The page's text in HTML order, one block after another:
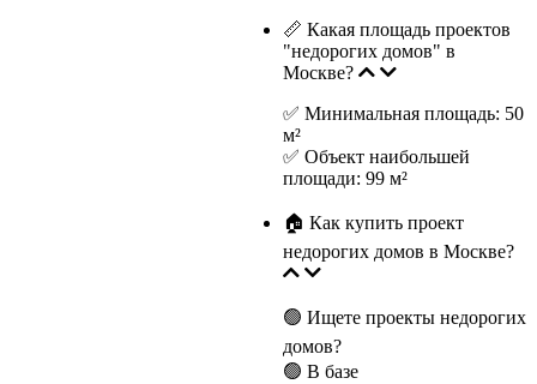
📏 Какая площадь проектов
"недорогих домов" в
Москве?
✅ Минимальная площадь: 50
м²
✅ Объект наибольшей
площади: 99 м²
🏠 Как купить проект
недорогих домов в Москве?
🟢 Ищете проекты недорогих
домов?
🟢 В базе